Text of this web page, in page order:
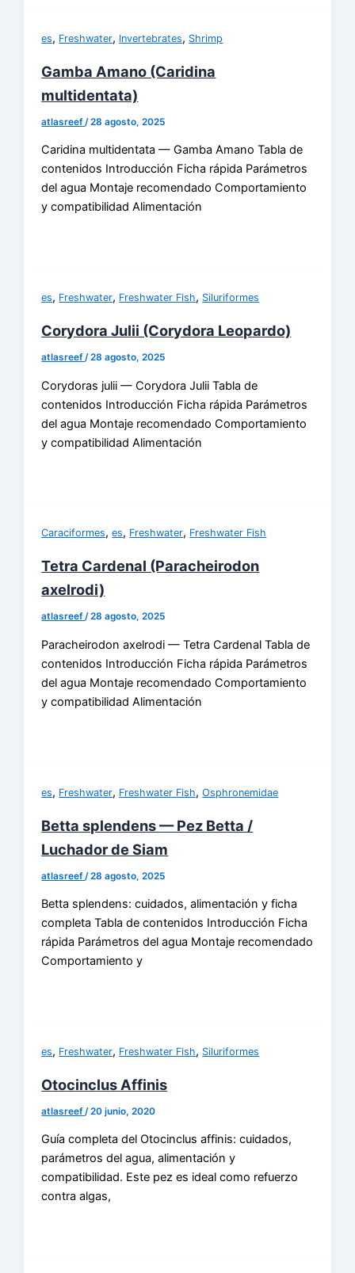
es, Freshwater, Invertebrates, Shrimp
Gamba Amano (Caridina
multidentata)
atlasreef /28 agosto, 2025
Caridina multidentata — Gamba Amano Tabla de
contenidos Introducción Ficha rápida Parámetros
del agua Montaje recomendado Comportamiento
y compatibilidad Alimentación
es, Freshwater, Freshwater Fish, Siluriformes
Corydora Julii (Corydora Leopardo)
atlasreef/28 agosto, 2025
Corydoras julii — Corydora Julii Tabla de
contenidos Introducción Ficha rápida Parámetros
del agua Montaje recomendado Comportamiento
y compatibilidad Alimentación
Caraciformes,es, Freshwater, Freshwater Fish
Tetra Cardenal (Paracheirodon
axelrodi)
atlasreef/28 agosto, 2025
Paracheirodon axelrodi — Tetra Cardenal Tabla de
contenidos Introducción Ficha rápida Parámetros
del agua Montaje recomendado Comportamiento
y compatibilidad Alimentación
es, Freshwater, Freshwater Fish,Osphronemidae
Betta splendens — Pez Betta /
Luchador de Siam
atlasreef /28 agosto, 2025
Betta splendens: cuidados, alimentación y ficha
completa Tabla de contenidos Introducción Ficha
rápida Parámetros del agua Montaje recomendado
Comportamiento y
es, Freshwater, Freshwater Fish, Siluriformes
Otocinclus Affinis
atlasreef/20 junio, 2020
Guía completa del Otocinclus affinis: cuidados,
parámetros del agua, alimentación y
compatibilidad. Este pez es ideal como refuerzo
contra algas,